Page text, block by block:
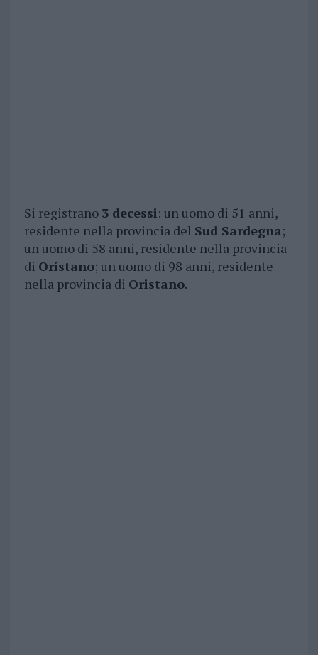
Si registrano 3 decessi: un uomo di 51 anni,
residente nella provincia del Sud Sardegna;
un uomo di 58 anni, residente nella provincia
di Oristano; un uomo di 98 anni, residente
nella provincia di Oristano.